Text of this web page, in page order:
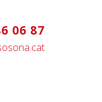
06 87